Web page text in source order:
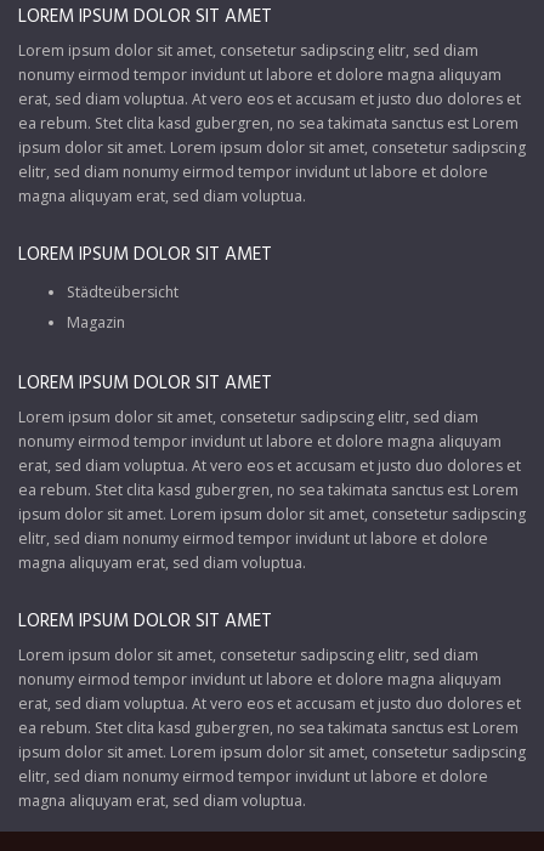
LOREM IPSUM DOLOR SIT AMET
Lorem ipsum dolor sit amet, consetetur sadipscing elitr, sed diam
nonumy eirmod tempor invidunt ut labore et dolore magna aliquyam
erat, sed diam voluptua. At vero eos et accusam et justo duo dolores et
ea rebum. Stet clita kasd gubergren, no sea takimata sanctus est Lorem
ipsum dolor sit amet. Lorem ipsum dolor sit amet, consetetur sadipscing
elitr, sed diam nonumy eirmod tempor invidunt ut labore et dolore
magna aliquyam erat, sed diam voluptua.
LOREM IPSUM DOLOR SIT AMET
Städteübersicht
Magazin
LOREM IPSUM DOLOR SIT AMET
Lorem ipsum dolor sit amet, consetetur sadipscing elitr, sed diam
nonumy eirmod tempor invidunt ut labore et dolore magna aliquyam
erat, sed diam voluptua. At vero eos et accusam et justo duo dolores et
ea rebum. Stet clita kasd gubergren, no sea takimata sanctus est Lorem
ipsum dolor sit amet. Lorem ipsum dolor sit amet, consetetur sadipscing
elitr, sed diam nonumy eirmod tempor invidunt ut labore et dolore
magna aliquyam erat, sed diam voluptua.
LOREM IPSUM DOLOR SIT AMET
Lorem ipsum dolor sit amet, consetetur sadipscing elitr, sed diam
nonumy eirmod tempor invidunt ut labore et dolore magna aliquyam
erat, sed diam voluptua. At vero eos et accusam et justo duo dolores et
ea rebum. Stet clita kasd gubergren, no sea takimata sanctus est Lorem
ipsum dolor sit amet. Lorem ipsum dolor sit amet, consetetur sadipscing
elitr, sed diam nonumy eirmod tempor invidunt ut labore et dolore
magna aliquyam erat, sed diam voluptua.